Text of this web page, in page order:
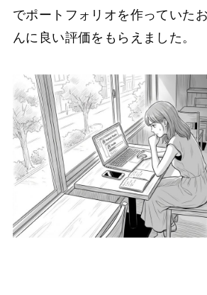
でポートフォリオを作っていた
んに良い評価をもらえました。